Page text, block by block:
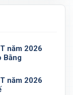
năm 2026
Bằng
năm 2026